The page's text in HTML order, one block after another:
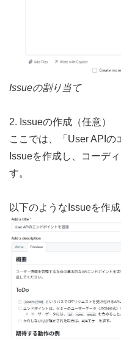
Issueの割り当て
2. Issueの作成（任意）
ここでは、「User APIの
Issueを作成し、コーデ
す。
以下のようなIssueを作成